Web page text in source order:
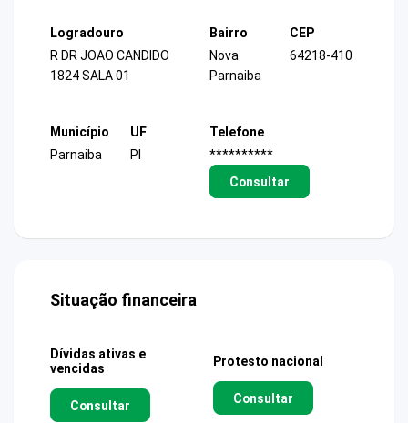
Logradouro
R DR JOAO CANDIDO
1824 SALA 01
Bairro
Nova
Parnaiba
CEP
64218-410
Município
Parnaiba
UF
PI
Telefone
**********
Consultar
Situação financeira
Dívidas ativas e
vencidas
Consultar
Protesto nacional
Consultar